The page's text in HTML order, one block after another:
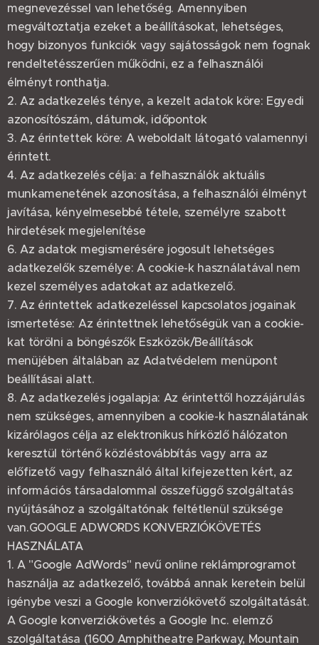
megnevezéssel van lehetőség. Amennyiben
megváltoztatja ezeket a beállításokat, lehetséges,
hogy bizonyos funkciók vagy sajátosságok nem fognak
rendeltetésszerűen működni, ez a felhasználói
élményt ronthatja.
2. Az adatkezelés ténye, a kezelt adatok köre: Egyedi
azonosítószám, dátumok, időpontok
3. Az érintettek köre: A weboldalt látogató valamennyi
érintett.
4. Az adatkezelés célja: a felhasználók aktuális
munkamenetének azonosítása, a felhasználói élményt
javítása, kényelmesebbé tétele, személyre szabott
hirdetések megjelenítése
6. Az adatok megismerésére jogosult lehetséges
adatkezelők személye: A cookie-k használatával nem
kezel személyes adatokat az adatkezelő.
7. Az érintettek adatkezeléssel kapcsolatos jogainak
ismertetése: Az érintettnek lehetőségük van a cookie-
kat törölni a böngészők Eszközök/Beállítások
menüjében általában az Adatvédelem menüpont
beállításai alatt.
8. Az adatkezelés jogalapja: Az érintettől hozzájárulás
nem szükséges, amennyiben a cookie-k használatának
kizárólagos célja az elektronikus hírközlő hálózaton
keresztül történő közléstovábbítás vagy arra az
előfizető vagy felhasználó által kifejezetten kért, az
információs társadalommal összefüggő szolgáltatás
nyújtásához a szolgáltatónak feltétlenül szüksége
van.GOOGLE ADWORDS KONVERZIÓKÖVETÉS
HASZNÁLATA
1. A "Google AdWords" nevű online reklámprogramot
használja az adatkezelő, továbbá annak keretein belül
igénybe veszi a Google konverziókövető szolgáltatását.
A Google konverziókövetés a Google Inc. elemző
szolgáltatása (1600 Amphitheatre Parkway, Mountain